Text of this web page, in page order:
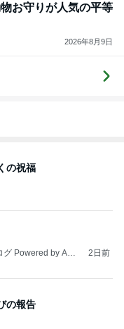
お守りが人気の平等
2026年8月9日
の祝福
Powered by Ame
2日前
の報告